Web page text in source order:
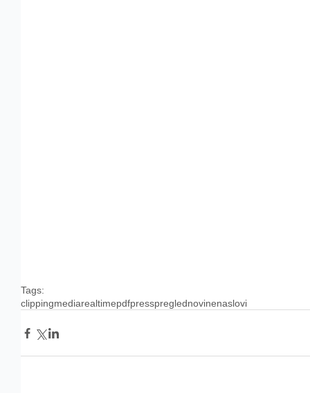
Tags:
clippingmediarealtimepdfpresspreglednovinenaslovi